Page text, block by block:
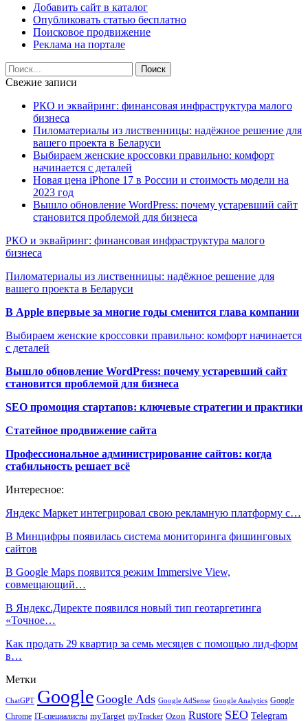
Добавить сайт в каталог
Опубликовать статью бесплатно
Поисковое продвижение
Реклама на портале
Свежие записи
РКО и эквайринг: финансовая инфраструктура малого
бизнеса
Пиломатериалы из лиственницы: надёжное решение для
вашего проекта в Беларуси
Выбираем женские кроссовки правильно: комфорт
начинается с деталей
Новая цена iPhone 17 в России и стоимость модели на
2023 год
Вышло обновление WordPress: почему устаревший сайт
становится проблемой для бизнеса
РКО и эквайринг: финансовая инфраструктура малого
бизнеса
Пиломатериалы из лиственницы: надёжное решение для
вашего проекта в Беларуси
В Apple впервые за многие годы сменится глава компании
Выбираем женские кроссовки правильно: комфорт начинается
с деталей
Вышло обновление WordPress: почему устаревший сайт
становится проблемой для бизнеса
SEO промоция стартапов: ключевые стратегии и практики
Статейное продвижение сайта
Профессиональное администрирование сайтов: когда
стабильность решает всё
Интересное:
Яндекс Маркет интегрировал свою рекламную платформу с…
В Минцифры появилась система мониторинга фишинговых
сайтов
В Google Maps появится режим Immersive View,
совмещающий…
В Яндекс.Директе появился новый тип геотаргетинга
«Точное…
Как продать 29 квартир за семь месяцев с помощью лид-форм
в…
Метки
ChatGPT Google Google Ads Google AdSense Google Analytics Google
Chrome IT-специалисты myTarget myTracker Ozon Rustore SEO Telegram